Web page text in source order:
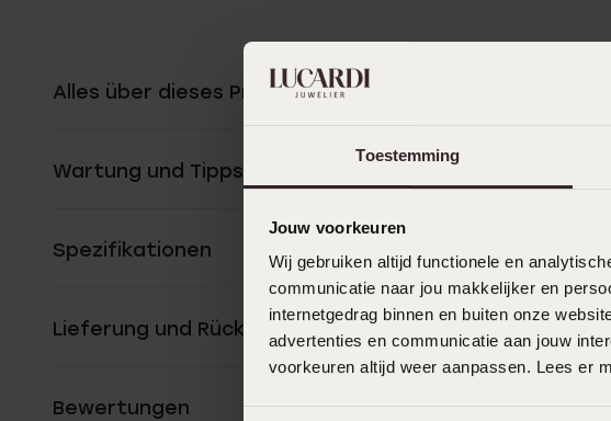
Toestemming
Jouw voorkeuren
Wij gebruiken altijd functionele en
communicatie naar jou makkelijker en
internetgedrag binnen en buiten onze
advertenties en communicatie aan jouw
voorkeuren altijd weer aanpassen. Lees er
Alles über dieses Produkt
Wartung und Tipps
Spezifikationen
Lieferung und Rückgabe
Bewertungen